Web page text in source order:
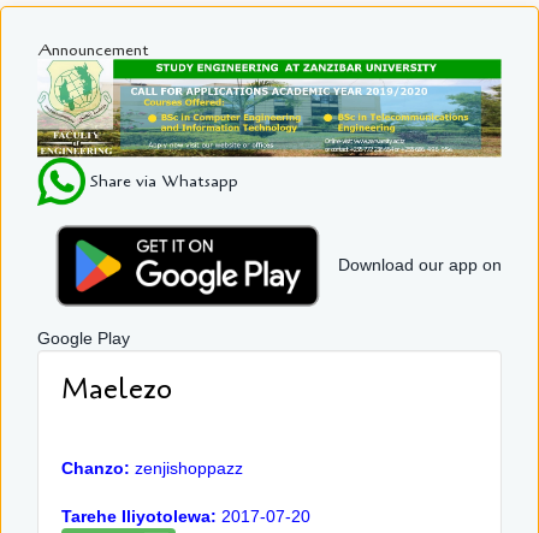
Announcement
Share via Whatsapp
Download our app on
Google Play
Maelezo
Chanzo: zenjishoppazz
Tarehe Iliyotolewa: 2017-07-20